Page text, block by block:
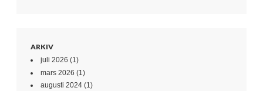
ARKIV
juli 2026 (1)
mars 2026 (1)
augusti 2024 (1)